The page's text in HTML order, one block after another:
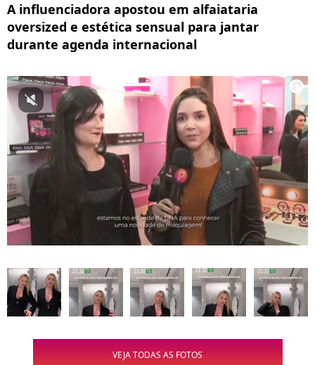
A influenciadora apostou em alfaiataria
oversized e estética sensual para jantar
durante agenda internacional
VEJA TODAS AS FOTOS